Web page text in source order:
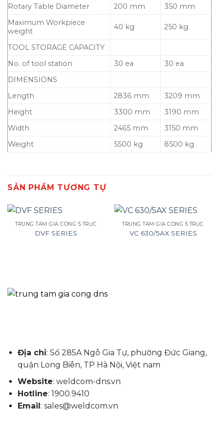
Rotary Table Diameter
200 mm
350 mm
Maximum Workpiece
weight
40 kg 250 kg
TOOL STORAGE CAPACITY
No. of tool station
30 ea
30 ea
DIMENSIONS
Length
2836 mm
3209 mm
Height
3300 mm
3190 mm
Width
2465 mm
3150 mm
Weight
5500 kg 8500 kg
SẢN PHẨM TƯƠNG TỰ
TRUNG TÂM GIA CÔNG 5 TRỤC
DVF SERIES
TRUNG TÂM GIA CÔNG 5 TRỤC
VC 630/5AX SERIES
Địa chỉ: Số 285A Ngô Gia Tự, phường Đức Giang,
quận Long Biên, TP Hà Nội, Việt nam
Website: weldcom-dns.vn
Hotline: 1900.9410
Email : sales@weldcom.vn